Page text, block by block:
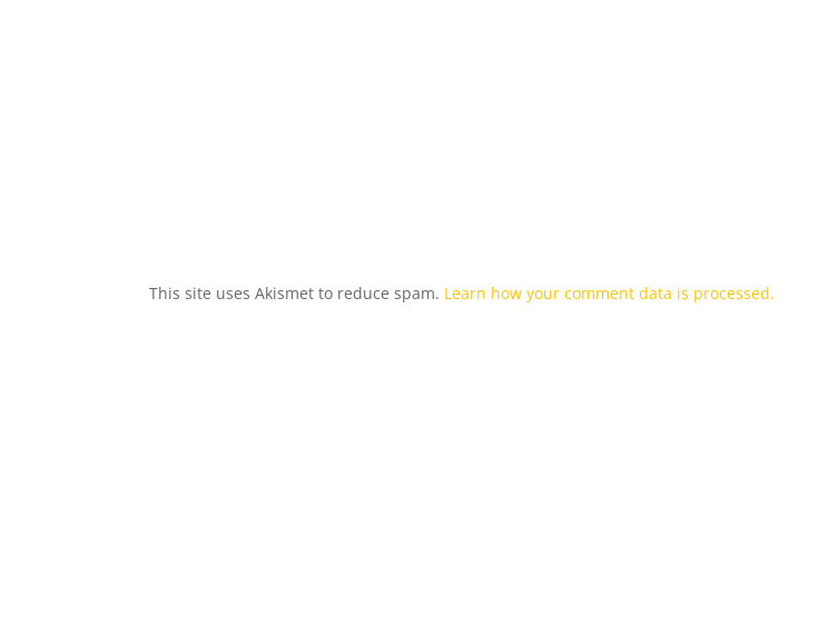
This site uses Akismet to reduce spam. Learn how your comment data is processed.